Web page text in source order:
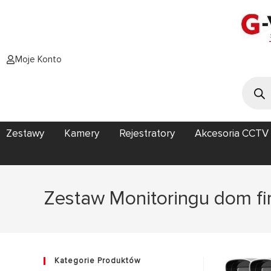
Moje Konto
Zestawy Kamery Rejestratory Akcesoria CCTV
Zestaw Monitoringu dom
Kategorie Produktów